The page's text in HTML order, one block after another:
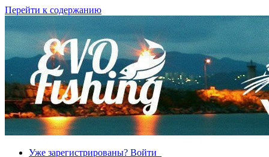
Перейти к содержанию
Уже зарегистрированы? Войти